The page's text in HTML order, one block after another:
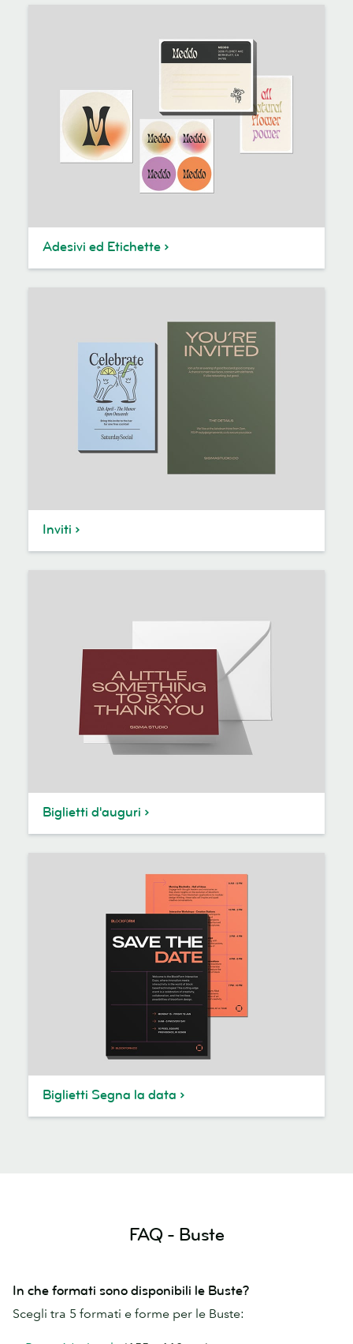
Adesivi ed Etichette
Inviti
Biglietti d'auguri
Biglietti Segna la data
FAQ - Buste
In che formati sono disponibili le Buste?
Scegli tra 5 formati e forme per le Buste: